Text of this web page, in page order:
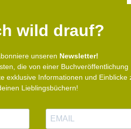
wild drauf?
unseren Newsletter!
die von einer Buchveröffentlichung
exklusive Informationen und Einblicke
Lieblingsbüchern!
M